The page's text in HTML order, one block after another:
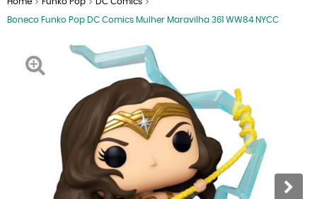
Boneco Funko Pop DC Comics Mulher Maravilha 361 WW84 NYCC